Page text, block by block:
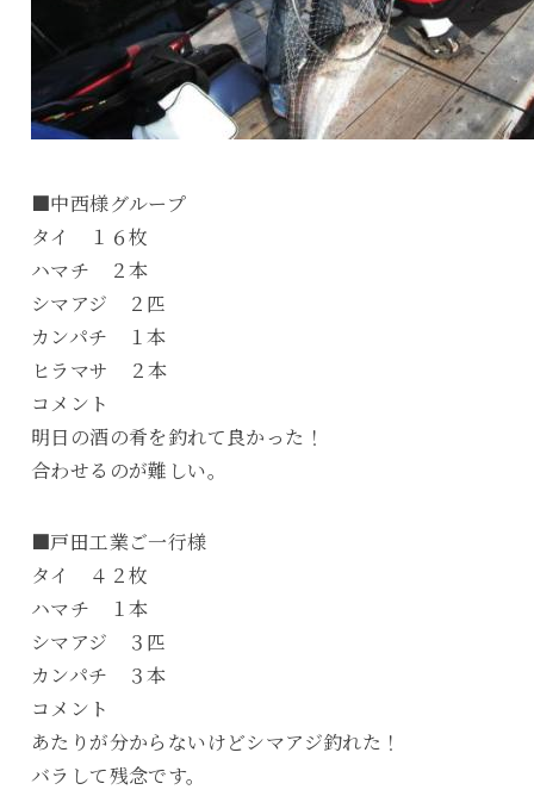
■中西様グループ
タイ １６枚
ハマチ ２本
シマアジ ２匹
カンパチ １本
ヒラマサ ２本
コメント
明日の酒の肴を釣れて良かった！
合わせるのが難しい。
■戸田工業ご一行様
タイ ４２枚
ハマチ １本
シマアジ ３匹
カンパチ ３本
コメント
あたりが分からないけどシマアジ釣れた！
バラして残念です。